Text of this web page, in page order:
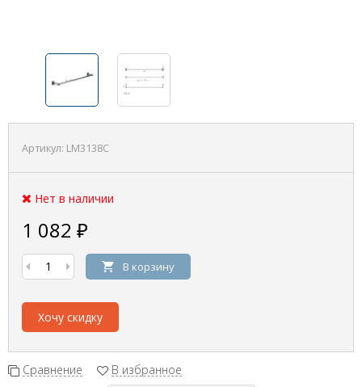
Артикул: LM3138C
Нет в наличии
1 082 ₽
В корзину
Хочу скидку
Сравнение В избранное